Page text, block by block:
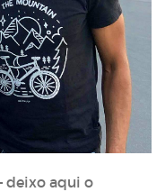
deixo aqui o